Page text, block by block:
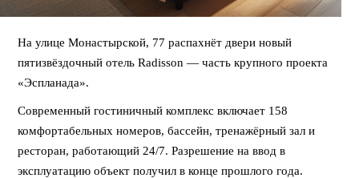
На улице Монастырской, 77 распахнёт двери новый
пятизвёздочный отель Radisson — часть крупного проекта
«Эспланада».
Современный гостиничный комплекс включает 158
комфортабельных номеров, бассейн, тренажёрный зал и
ресторан, работающий 24/7. Разрешение на ввод в
эксплуатацию объект получил в конце прошлого года.